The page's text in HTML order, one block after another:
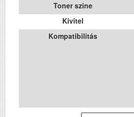
Toner szine
Kivitel
Kompatibilitás